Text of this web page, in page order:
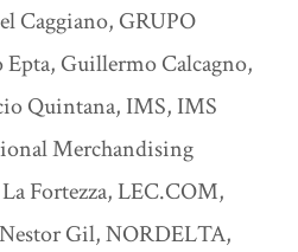
Caggiano, GRUPO
Epta, Guillermo Calcagno,
Quintana, IMS, IMS
Merchandising
Fortezza,LEC.COM,
Nestor Gil,NORDELTA,